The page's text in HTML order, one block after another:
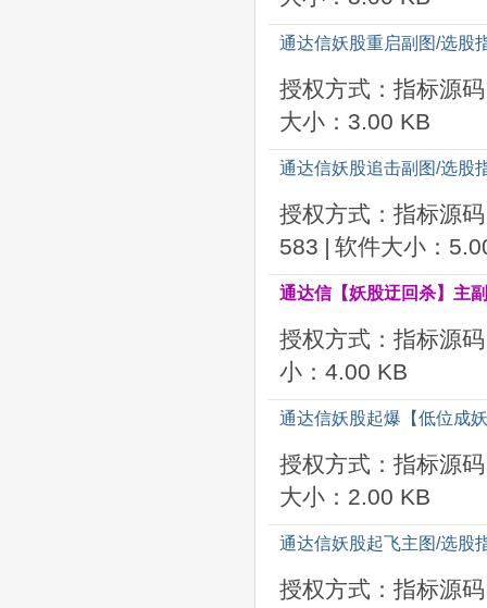
通达信妖股重启副图/选股
授权方式：指标源码
大小：3.00 KB
通达信妖股追击副图/选股
授权方式：指标源码
583 | 软件大小：
通达信【妖股迂回杀】主
授权方式：指标源码
小：4.00 KB
通达信妖股起爆【低位成
授权方式：指标源码
大小：2.00 KB
通达信妖股起飞主图/选股
授权方式：指标源码